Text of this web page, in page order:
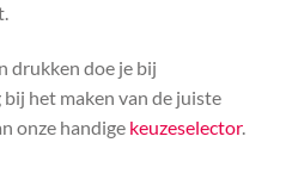
drukken doe je bij
het maken van de juiste
onze handige keuzeselector.